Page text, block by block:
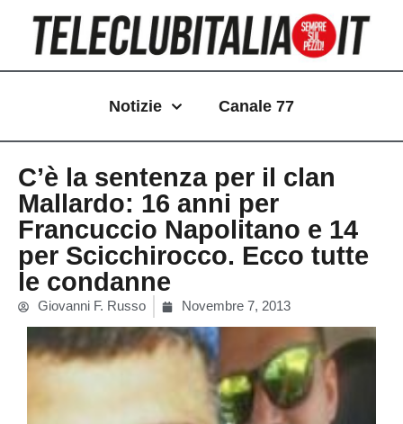
contenuto
Notizie Canale 77
C’è la sentenza per il clan
Mallardo: 16 anni per
Francuccio Napolitano e 14
per Scicchirocco. Ecco tutte
le condanne
Giovanni F. Russo Novembre 7, 2013